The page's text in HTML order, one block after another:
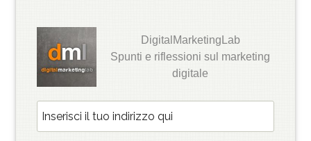
DigitalMarketingLab
Spunti e riflessioni sul marketing
digitale